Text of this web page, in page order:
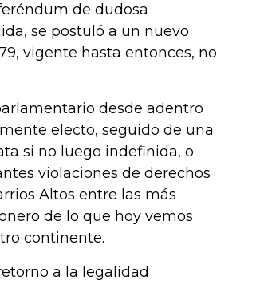
de dudosa
se postuló a un nuevo
vigente hasta entonces, no
desde adentro
electo, seguido de una
si no luego indefinida, o
violaciones de derechos
Altos entre las más
de lo que hoy vemos
continente.
a la legalidad